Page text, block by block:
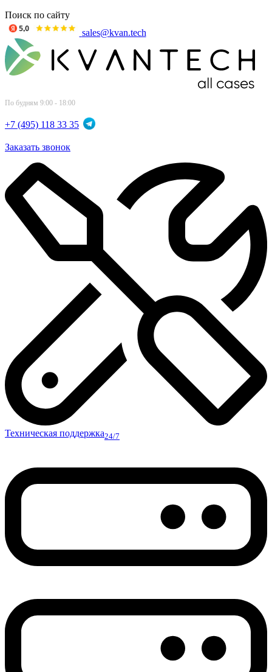
Поиск по сайту
sales@kvan.tech
По будням 9:00 - 18:00
+7 (495) 118 33 35
Заказать звонок
Техническая поддержка24/7